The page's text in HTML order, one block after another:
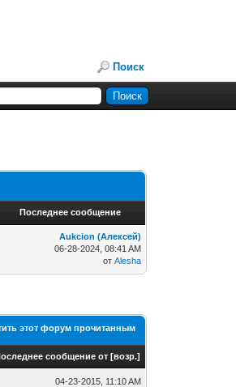
Поиск
Последнее сообщение
Aukcion (Алексей)
06-28-2024, 08:41 AM
отAlesha
этот форум прочитанным
сообщение от [возр.]
04-23-2015, 11:10 AM